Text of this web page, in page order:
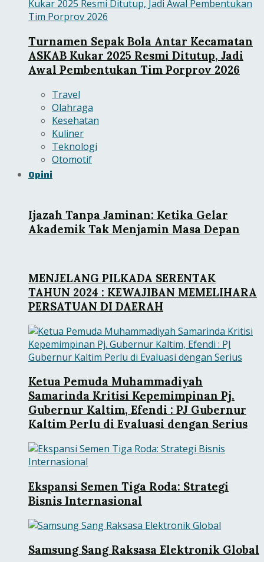
Turnamen Sepak Bola Antar Kecamatan
ASKAB Kukar 2025 Resmi Ditutup, Jadi
Awal Pembentukan Tim Porprov 2026
Travel
Olahraga
Kesehatan
Kuliner
Teknologi
Otomotif
Opini
Ijazah Tanpa Jaminan: Ketika Gelar
Akademik Tak Menjamin Masa Depan
MENJELANG PILKADA SERENTAK
TAHUN 2024 : KEWAJIBAN MEMELIHARA
PERSATUAN DI DAERAH
Ketua Pemuda Muhammadiyah
Samarinda Kritisi Kepemimpinan Pj.
Gubernur Kaltim, Efendi : PJ Gubernur
Kaltim Perlu di Evaluasi dengan Serius
Ekspansi Semen Tiga Roda: Strategi
Bisnis Internasional
Samsung Sang Raksasa Elektronik Global